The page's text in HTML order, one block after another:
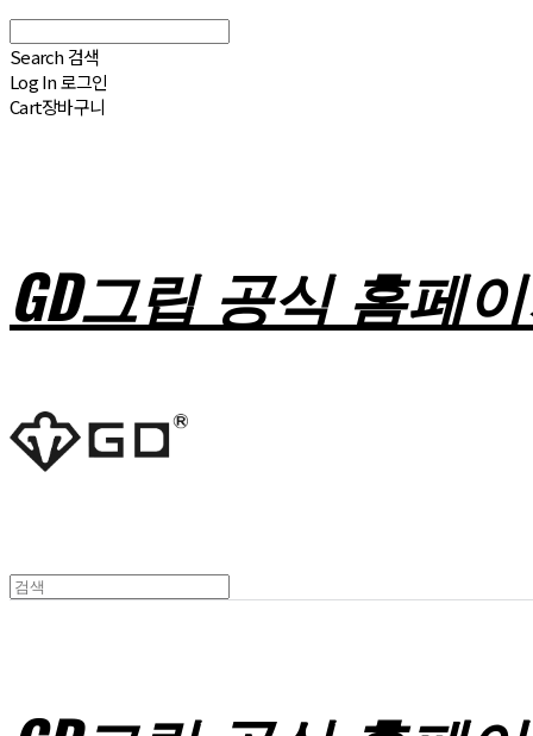
Search 검색
Log In로그인
Cart장바구니
GD그립 공식 홈페